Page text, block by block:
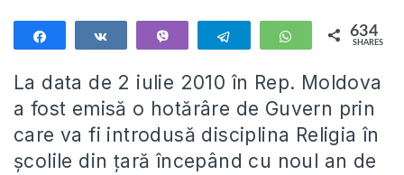
Telegram WhatsApp
634
SHARES
La data de 2 iulie 2010 în Rep. Moldova
a fost emisă o hotărâre de Guvern prin
care va fi introdusă disciplina Religia în
şcolile din ţară începând cu noul an de